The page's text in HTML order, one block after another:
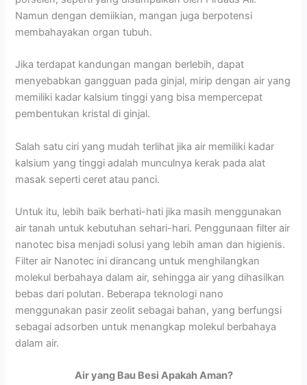
Namun dengan demiikian, mangan juga berpotensi
membahayakan organ tubuh.
Jika terdapat kandungan mangan berlebih, dapat
menyebabkan gangguan pada ginjal, mirip dengan air yang
memiliki kadar kalsium tinggi yang bisa mempercepat
pembentukan kristal di ginjal.
Salah satu ciri yang mudah terlihat jika air memiliki kadar
kalsium yang tinggi adalah munculnya kerak pada alat
masak seperti ceret atau panci.
Untuk itu, lebih baik berhati-hati jika masih menggunakan
air tanah untuk kebutuhan sehari-hari. Penggunaan filter air
nanotec bisa menjadi solusi yang lebih aman dan higienis.
Filter air Nanotec ini dirancang untuk menghilangkan
molekul berbahaya dalam air, sehingga air yang dihasilkan
bebas dari polutan. Beberapa teknologi nano
menggunakan pasir zeolit sebagai bahan, yang berfungsi
sebagai adsorben untuk menangkap molekul berbahaya
dalam air.
Air yang Bau Besi Apakah Aman?